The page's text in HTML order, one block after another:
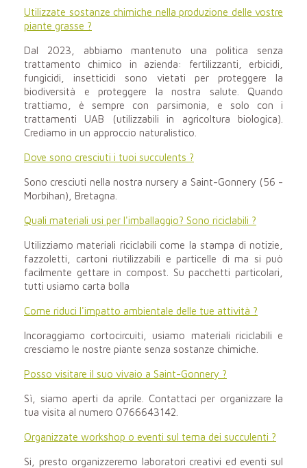
Utilizzate sostanze chimiche nella produzione delle vostre
piante grasse ?
Dal 2023, abbiamo mantenuto una politica senza
trattamento chimico in azienda: fertilizzanti, erbicidi,
fungicidi, insetticidi sono vietati per proteggere la
biodiversità e proteggere la nostra salute. Quando
trattiamo, è sempre con parsimonia, e solo con i
trattamenti UAB (utilizzabili in agricoltura biologica).
Crediamo in un approccio naturalistico.
Dove sono cresciuti i tuoi succulents ?
Sono cresciuti nella nostra nursery a Saint-Gonnery (56 -
Morbihan), Bretagna.
Quali materiali usi per l'imballaggio? Sono riciclabili ?
Utilizziamo materiali riciclabili come la stampa di notizie,
fazzoletti, cartoni riutilizzabili e particelle di ma si può
facilmente gettare in compost. Su pacchetti particolari,
tutti usiamo carta bolla
Come riduci l'impatto ambientale delle tue attività ?
Incoraggiamo cortocircuiti, usiamo materiali riciclabili e
cresciamo le nostre piante senza sostanze chimiche.
Posso visitare il suo vivaio a Saint-Gonnery ?
Sì, siamo aperti da aprile. Contattaci per organizzare la
tua visita al numero 0766643142.
Organizzate workshop o eventi sul tema dei succulenti ?
Si, presto organizzeremo laboratori creativi ed eventi sul